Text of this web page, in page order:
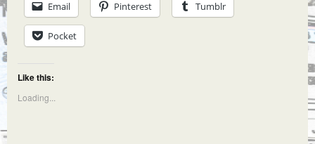
Email Pinterest Tumblr
Pocket
Like this:
Loading...